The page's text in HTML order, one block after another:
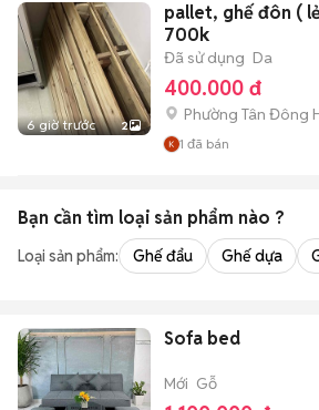
6 giờ trước 2
pallet, ghế đôn (
700k
Đã sử dụng Da
400.000 đ
Phường Tân Đông
1 đã bán
Bạn cần tìm loại sản phẩm nào ?
Loại sản phẩm: Ghế đẩu Ghế dựa
Sofa bed
Mới Gỗ